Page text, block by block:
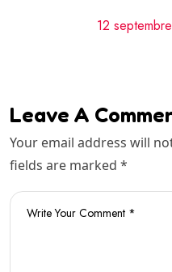
12
Leave A
Your email address will
fields are marked *